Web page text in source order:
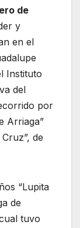
de
y
en el
Instituto
del
por
Arriaga”
de
“Lupita
de
tuvo